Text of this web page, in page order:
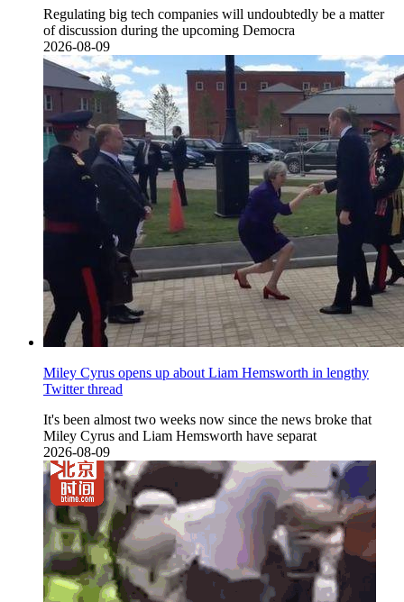
Regulating big tech companies will undoubtedly be a matter
of discussion during the upcoming Democra
2026-08-09
Miley Cyrus opens up about Liam Hemsworth in lengthy
Twitter thread
It's been almost two weeks now since the news broke that
Miley Cyrus and Liam Hemsworth have separat
2026-08-09